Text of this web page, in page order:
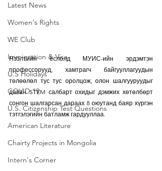
Latest News
Women's Rights
WE Club
Immigration & Visa
U.S Holidays
COVID-19
U.S. Citizenship Test Questions
American Literature
Chairty Projects in Mongolia
Intern's Corner
Нээлтийн ёслолд МУИС-ийн эрдэмтэн
профессорууд, хамтрагч байгууллагуудын
төлөөлөл тус тус оролцож, олон шалгууруудыг
даван STEM салбарт охидыг дэмжих хөтөлбөрт
сонгон шалгарсан дараах 8 оюутанд баяр хүргэн
тэтгэлэгийн батламж гардууллаа.